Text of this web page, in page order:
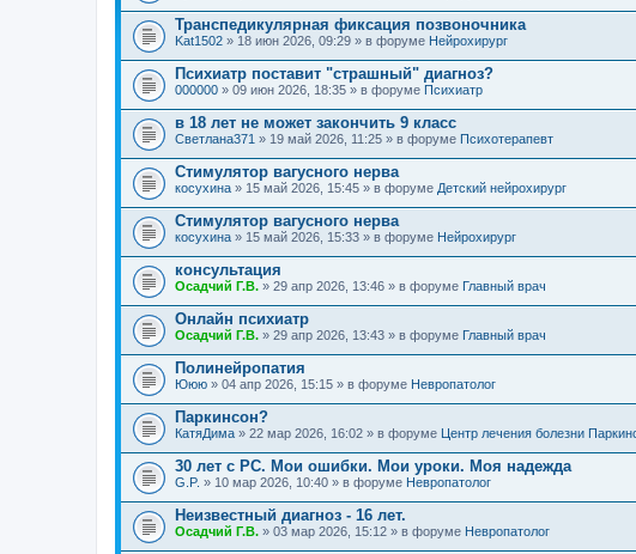
Транспедикулярная фиксация позвоночника
Kat1502 » 18 июн 2026, 09:29 » в форуме Нейрохирург
Психиатр поставит "страшный" диагноз?
000000 » 09 июн 2026, 18:35 » в форуме Психиатр
в 18 лет не может закончить 9 класс
Светлана371 » 19 май 2026, 11:25 » в форуме Психотерапевт
Стимулятор вагусного нерва
косухина » 15 май 2026, 15:45 » в форуме Детский нейрохирург
Стимулятор вагусного нерва
косухина » 15 май 2026, 15:33 » в форуме Нейрохирург
консультация
Осадчий Г.В. » 29 апр 2026, 13:46 » в форуме Главный врач
Онлайн психиатр
Осадчий Г.В. » 29 апр 2026, 13:43 » в форуме Главный врач
Полинейропатия
Ююю » 04 апр 2026, 15:15 » в форуме Невропатолог
Паркинсон?
КатяДима » 22 мар 2026, 16:02 » в форуме Центр лечения болезни
30 лет с РС. Мои ошибки. Мои уроки. Моя надежда
G.P. » 10 мар 2026, 10:40 » в форуме Невропатолог
Неизвестный диагноз - 16 лет.
Осадчий Г.В. » 03 мар 2026, 15:12 » в форуме Невропатолог